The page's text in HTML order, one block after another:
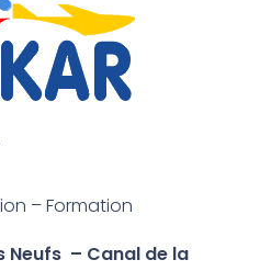
– Formation
Neufs – Canal de la